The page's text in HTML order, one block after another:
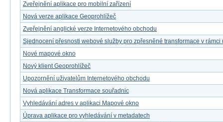
Zveřejnění aplikace pro mobilní zařízení
Nová verze aplikace Geoprohlížeč
Zveřejnění anglické verze Internetového obchodu
Sjednocení přesnosti webové služby pro zpřesněné transformace v rámci
Nové mapové okno
Nový klient Geoprohlížeč
Upozornění uživatelům Internetového obchodu
Nová aplikace Transformace souřadnic
Vyhledávání adres v aplikaci Mapové okno
Úprava aplikace pro vyhledávání v metadatech